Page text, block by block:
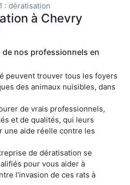
: dératisation
à Chevry
nos professionnels en
peuvent trouver tous les foyers
des animaux nuisibles, dans
de vrais professionnels,
et de qualités, qui leurs
une aide réelle contre les
de dératisation se
pour vous aider à
l'invasion de ces rats à